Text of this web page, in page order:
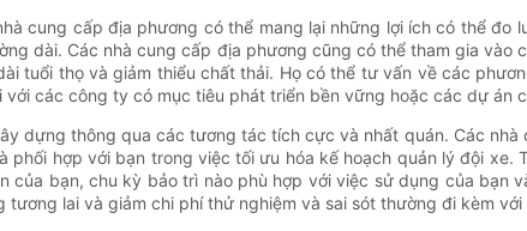
cung cấp địa phương có thể mang lại những lợi ích có thể đo
dài. Các nhà cung cấp địa phương cũng có thể tham gia
tuổi thọ và giảm thiểu chất thải. Họ có thể tư vấn về các
các công ty có mục tiêu phát triển bền vững hoặc các dự
dựng thông qua các tương tác tích cực và nhất quán. Các
phối hợp với bạn trong việc tối ưu hóa kế hoạch quản lý đội
của bạn, chu kỳ bảo trì nào phù hợp với việc sử dụng của
tương lai và giảm chi phí thử nghiệm và sai sót thường đi kèm